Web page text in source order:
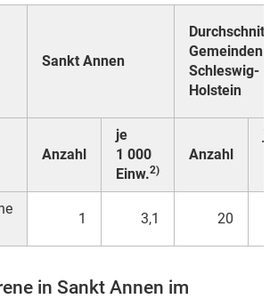
Sankt Annen
Durchschnitt
Gemeinden in
Schleswig-
Holstein
Anzahl
je
1 000
Einw.2)
Anzahl
1 3,1 20
in Sankt Annen im